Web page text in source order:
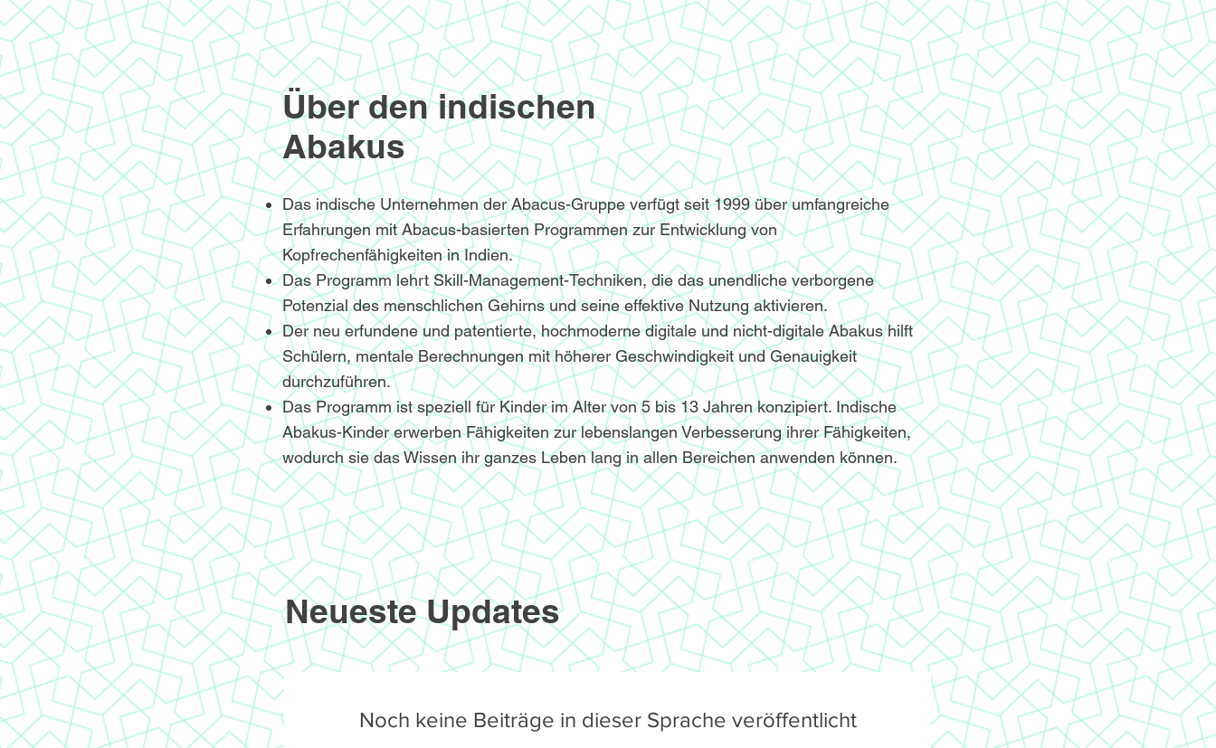
Über den indischen
Abakus
Das indische Unternehmen der Abacus-Gruppe verfügt seit 1999 über umfangreiche
Erfahrungen mit Abacus-basierten Programmen zur Entwicklung von
Kopfrechenfähigkeiten in Indien.
Das Programm lehrt Skill-Management-Techniken, die das unendliche verborgene
Potenzial des menschlichen Gehirns und seine effektive Nutzung aktivieren.
Der neu erfundene und patentierte, hochmoderne digitale und nicht-digitale Abakus hilft
Schülern, mentale Berechnungen mit höherer Geschwindigkeit und Genauigkeit
durchzuführen.
Das Programm ist speziell für Kinder im Alter von 5 bis 13 Jahren konzipiert. Indische
Abakus-Kinder erwerben Fähigkeiten zur lebenslangen Verbesserung ihrer Fähigkeiten,
wodurch sie das Wissen ihr ganzes Leben lang in allen Bereichen anwenden können.
Neueste Updates
Noch keine Beiträge in dieser Sprache veröffentlicht